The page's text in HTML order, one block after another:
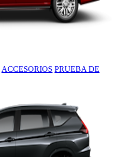
ACCESORIOS PRUEBA DE